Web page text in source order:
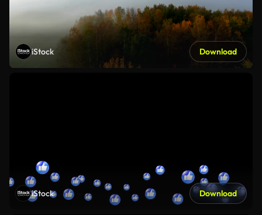
iStock Download
iStock Download